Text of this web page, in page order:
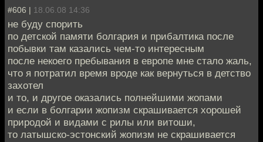
#606 | 18.06.08 14:36
не буду спорить
по детской памяти болгария и прибалтика после
побывки там казались чем-то интересным
после некоего пребывания в европе мне стало жаль,
что я потратил время вроде как вернуться в детство
захотел
и то, и другое оказались полнейшими жопами
и если в болгарии жопизм скрашивается хорошей
природой и видами с рилы или витоши,
то латышско-эстонский жопизм не скрашивается